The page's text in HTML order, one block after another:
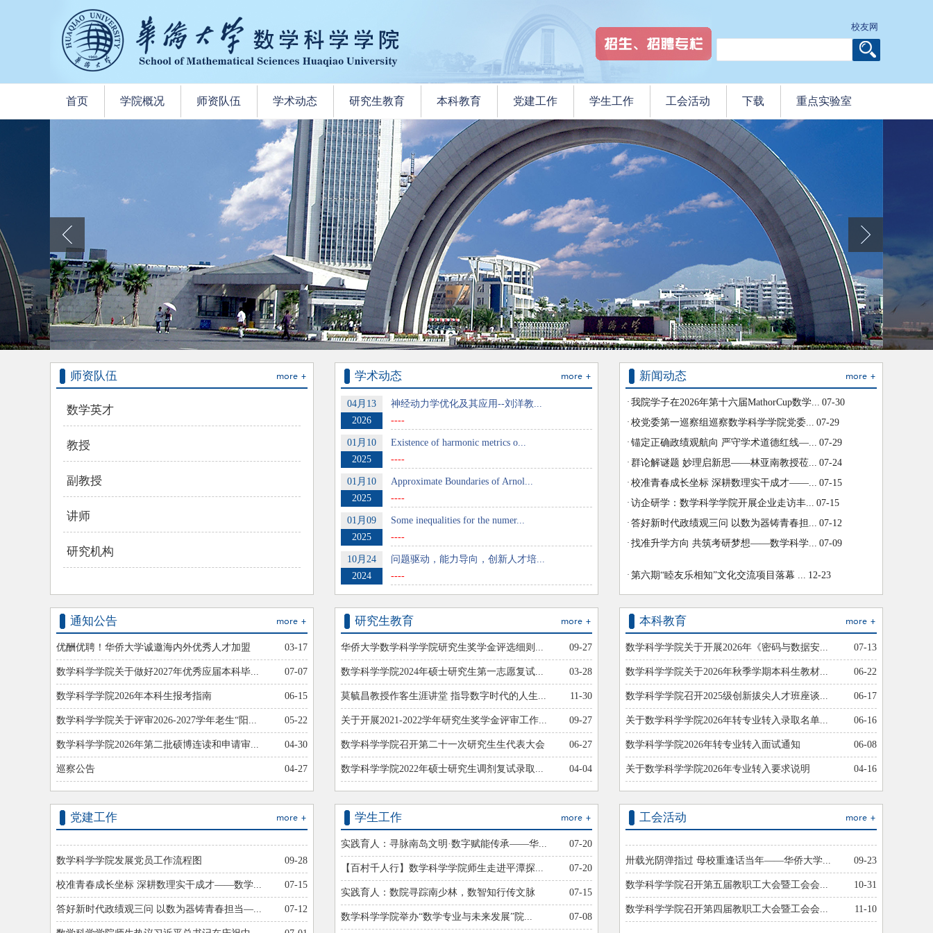
校友网
首页 学院概况 师资队伍 学术动态 研究生教育 本科教育 党建工作 学生工作 工会活动 下载 重点实验室
师资队伍
数学英才
教授
副教授
讲师
研究机构
学术动态
04月13
2026
神经动力学优化及其应用--刘洋教...
----
01月10
2025
Existence of harmonic metrics o...
----
01月10
2025
Approximate Boundaries of Arnol...
----
01月09
2025
Some inequalities for the numer...
----
10月24
2024
问题驱动，能力导向，创新人才培...
----
新闻动态
数学科学学院喜获数学一级学科博士学位...
我院学子在2026年第十六届MathorCup数学... 07-30
校党委第一巡察组巡察数学科学学院党委... 07-29
锚定正确政绩观航向 严守学术道德红线—... 07-29
群论解谜题 妙理启新思——林亚南教授莅... 07-24
校准青春成长坐标 深耕数理实干成才——... 07-15
访企研学：数学科学学院开展企业走访丰... 07-15
答好新时代政绩观三问 以数为器铸青春担... 07-12
找准升学方向 共筑考研梦想——数学科学... 07-09
第六期“睦友乐相知”文化交流项目落幕 ... 12-23
·我院学子在2026年第十六届MathorCup数学... 07-30
·校党委第一巡察组巡察数学科学学院党委... 07-29
·锚定正确政绩观航向 严守学术道德红线—... 07-29
·群论解谜题 妙理启新思——林亚南教授莅... 07-24
·校准青春成长坐标 深耕数理实干成才——...
· 访企研学：数学科学学院开展企业走访丰... 07-15
· 答好新时代政绩观三问 以数为器铸青春担... 07-12
·找准升学方向 共筑考研梦想——数学科学...
通知公告
03-17
优酬优聘！华侨大学诚邀海内外优秀人才加盟
07-07
数学科学学院关于做好2027年优秀应届本科毕...
06-15
数学科学学院2026年本科生报考指南
05-22
数学科学学院关于评审2026-2027学年老生“阳...
04-30
数学科学学院2026年第二批硕博连读和申请审...
04-27
巡察公告
研究生教育
09-27
华侨大学数学科学学院研究生奖学金评选细则...
03-28
数学科学学院2024年硕士研究生第一志愿复试...
11-30
莫毓昌教授作客生涯讲堂 指导数字时代的人生...
09-27
关于开展2021-2022学年研究生奖学金评审工作...
06-27
数学科学学院召开第二十一次研究生生代表大会
04-04
数学科学学院2022年硕士研究生调剂复试录取...
本科教育
07-13
数学科学学院关于开展2026年《密码与数据安...
06-22
数学科学学院关于2026年秋季学期本科生教材...
06-17
数学科学学院召开2025级创新拔尖人才班座谈...
06-16
关于数学科学学院2026年转专业转入录取名单...
06-08
数学科学学院2026年转专业转入面试通知
04-16
关于数学科学学院2026年专业转入要求说明
党建工作
09-28
数学科学学院发展党员工作流程图
07-15
校准青春成长坐标 深耕数理实干成才——数学...
07-12
答好新时代政绩观三问 以数为器铸青春担当—...
学生工作
07-20
实践育人：寻脉南岛文明·数字赋能传承——华...
07-20
【百村千人行】数学科学学院师生走进平潭探...
07-15
实践育人：数院寻踪南少林，数智知行传文脉
07-08
数学科学学院举办“数学专业与未来发展”院...
工会活动
09-23
卅载光阴弹指过 母校重逢话当年——华侨大学...
10-31
数学科学学院召开第五届教职工大会暨工会会...
11-10
数学科学学院召开第四届教职工大会暨工会会...